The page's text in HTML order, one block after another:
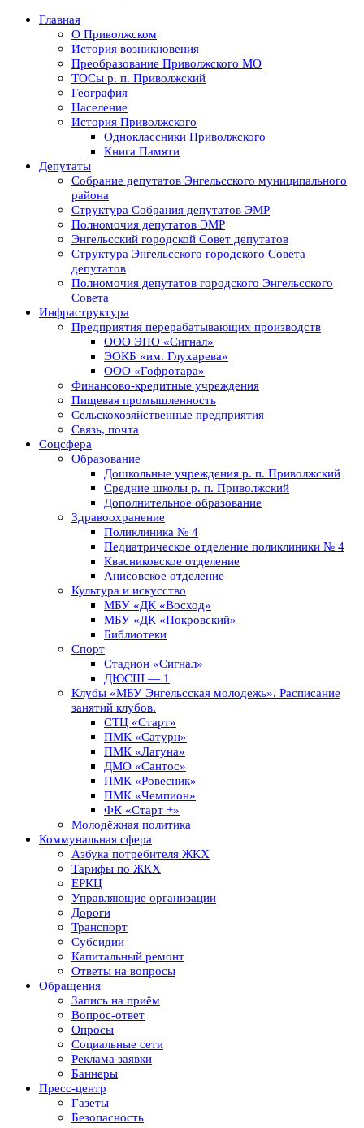
Главная
О Приволжском
История возникновения
Преобразование Приволжского МО
ТОСы р. п. Приволжский
География
Население
История Приволжского
Одноклассники Приволжского
Книга Памяти
Депутаты
Собрание депутатов Энгельсского муниципального
района
Структура Собрания депутатов ЭМР
Полномочия депутатов ЭМР
Энгельсский городской Совет депутатов
Структура Энгельсского городского Совета
депутатов
Полномочия депутатов городского Энгельсского
Совета
Инфраструктура
Предприятия перерабатывающих производств
ООО ЭПО «Сигнал»
ЭОКБ «им. Глухарева»
ООО «Гофротара»
Финансово-кредитные учреждения
Пищевая промышленность
Сельскохозяйственные предприятия
Связь, почта
Соцсфера
Образование
Дошкольные учреждения р. п. Приволжский
Средние школы р. п. Приволжский
Дополнительное образование
Здравоохранение
Поликлиника № 4
Педиатрическое отделение поликлиники № 4
Квасниковское отделение
Анисовское отделение
Культура и искусство
МБУ «ДК «Восход»
МБУ «ДК «Покровский»
Библиотеки
Спорт
Стадион «Сигнал»
ДЮСШ — 1
Клубы «МБУ Энгельсская молодежь». Расписание
занятий клубов.
СТЦ «Старт»
ПМК «Сатурн»
ПМК «Лагуна»
ДМО «Сантос»
ПМК «Ровесник»
ПМК «Чемпион»
ФК «Старт +»
Молодёжная политика
Коммунальная сфера
Азбука потребителя ЖКХ
Тарифы по ЖКХ
ЕРКЦ
Управляющие организации
Дороги
Транспорт
Субсидии
Капитальный ремонт
Ответы на вопросы
Обращения
Запись на приём
Вопрос-ответ
Опросы
Социальные сети
Реклама заявки
Баннеры
Пресс-центр
Газеты
Безопасность